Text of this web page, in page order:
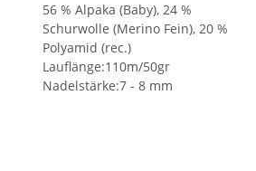
56 % Alpaka (Baby), 24 %
Schurwolle (Merino Fein), 20 %
Polyamid (rec.)
Lauflänge:110m/50gr
Nadelstärke:7 - 8 mm